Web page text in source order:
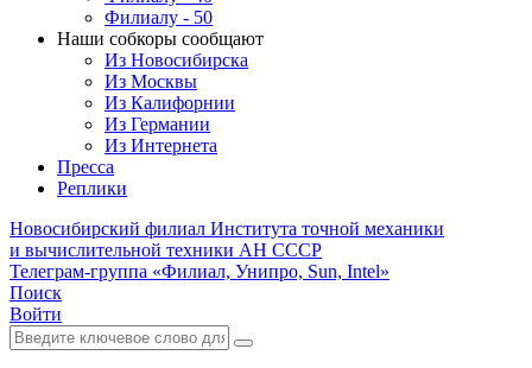
Филиалу - 50
Наши собкоры сообщают
Из Новосибирска
Из Москвы
Из Калифорнии
Из Германии
Из Интернета
Пресса
Реплики
Новосибирский филиал Института точной механики
и вычислительной техники АН СССР
Телеграм-группа «Филиал, Унипро, Sun, Intel»
Поиск
Войти